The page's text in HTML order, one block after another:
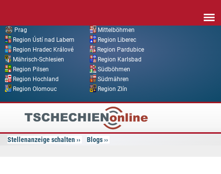
Prag
Mittelböhmen
Region Ústí nad Labem
Region Liberec
Region Hradec Králové
Region Pardubice
Mährisch-Schlesien
Region Karlsbad
Region Pilsen
Südböhmen
Region Hochland
Südmähren
Region Olomouc
Region Zlín
Tschechien
Online
Stellenanzeige schalten Blogs